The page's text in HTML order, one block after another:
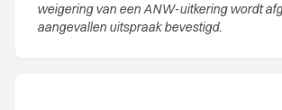
weigering van een ANW-uitkering wordt
aangevallen uitspraak bevestigd.